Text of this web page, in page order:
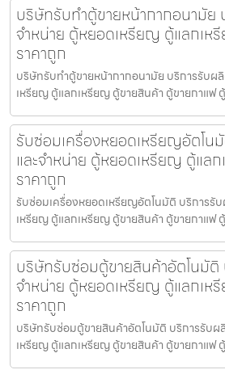
บริษัทรับทำตู้ขายหน้ากากอนามัย
จำหน่าย ตู้หยอดเหรียญ ตู้แลกเห
ราคาถูก
บริษัทรับทำตู้ขายหน้ากากอนามัย บริการรับผ
เหรียญ ตู้แลกเหรียญ ตู้ขายสินค้า ตู้ขายกาแฟ
รับซ่อมเครื่องหยอดเหรียญ​อัตโน
และจำหน่าย ตู้หยอดเหรียญ ตู้แล
ราคาถูก
รับซ่อมเครื่องหยอดเหรียญ​อัตโนมัติ บริการรั
เหรียญ ตู้แลกเหรียญ ตู้ขายสินค้า ตู้ขายกาแฟ
บริษัทรับซ่อมตู้ขายสินค้า​อัตโนมัติ
จำหน่าย ตู้หยอดเหรียญ ตู้แลกเห
ราคาถูก
บริษัทรับซ่อมตู้ขายสินค้า​อัตโนมัติ บริการรับผ
เหรียญ ตู้แลกเหรียญ ตู้ขายสินค้า ตู้ขายกาแฟ